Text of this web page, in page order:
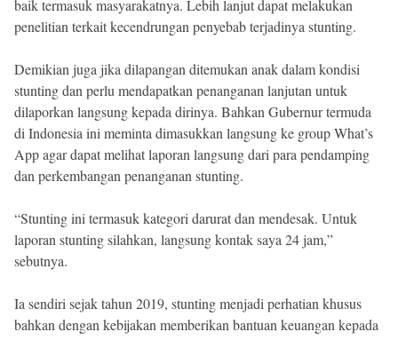
baik termasuk masyarakatnya. Lebih lanjut dapat melakukan
penelitian terkait kecendrungan penyebab terjadinya stunting.
Demikian juga jika dilapangan ditemukan anak dalam kondisi
stunting dan perlu mendapatkan penanganan lanjutan untuk
dilaporkan langsung kepada dirinya. Bahkan Gubernur termuda
di Indonesia ini meminta dimasukkan langsung ke group What’s
App agar dapat melihat laporan langsung dari para pendamping
dan perkembangan penanganan stunting.
“Stunting ini termasuk kategori darurat dan mendesak. Untuk
laporan stunting silahkan, langsung kontak saya 24 jam,”
sebutnya.
Ia sendiri sejak tahun 2019, stunting menjadi perhatian khusus
bahkan dengan kebijakan memberikan bantuan keuangan kepada